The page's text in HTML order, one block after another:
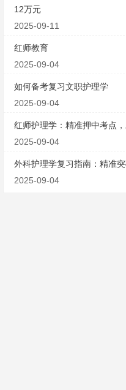
12万元
2025-09-11
红师教育
2025-09-04
如何备考复习文职护理学
2025-09-04
红师护理学：精准押中考点
2025-09-04
外科护理学复习指南：精准
2025-09-04